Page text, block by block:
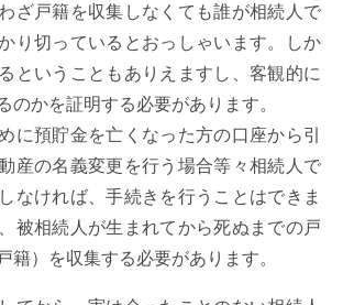
ざ戸籍を収集しなくても誰が相続人で
り切っているとおっしゃいます。しか
ということもありえますし、客観的に
のかを証明する必要があります。
に預貯金を亡くなった方の口座から引
産の名義変更を行う場合等々相続人で
なければ、手続きを行うことはできま
被相続人が生まれてから死ぬまでの戸
籍）を収集する必要があります。